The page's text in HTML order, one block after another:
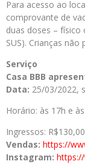
Para acesso ao
comprovante de
duas doses – físico
SUS). Crianças
Serviço
Casa BBB
Data: 25/03/2022,
Horário: às 17h e
Ingressos: R$130,00
Vendas: https://
Instagram: